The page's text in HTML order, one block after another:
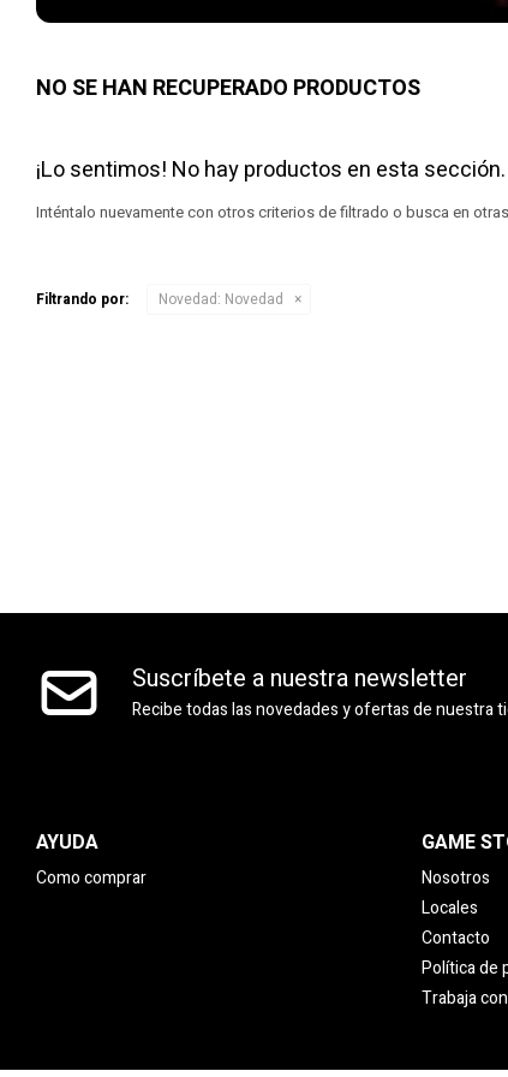
NO SE HAN RECUPERADO PRODUCTOS
¡Lo sentimos! No hay productos en esta sección.
Inténtalo nuevamente con otros criterios de filtrado o busca en
Filtrando por: Novedad: Novedad
Suscríbete a nuestra newsletter
Recibe todas las novedades y ofertas de nuestra
AYUDA
Como comprar
GAME
Nosotros
Locales
Contacto
Política de
Trabaja